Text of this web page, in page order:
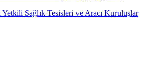
Yetkili Sağlık Tesisleri ve Aracı Kuruluşlar